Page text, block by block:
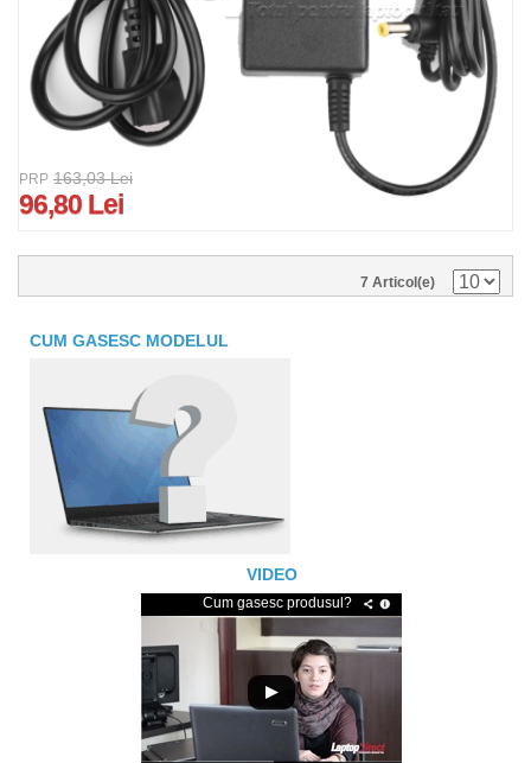
PRP 163,03 Lei
96,80 Lei
7 Articol(e)
CUM GASESC MODELUL
VIDEO
Cum gasesc produsul?